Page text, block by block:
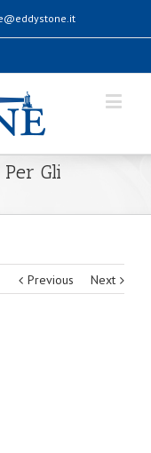
Gli
Previous Next